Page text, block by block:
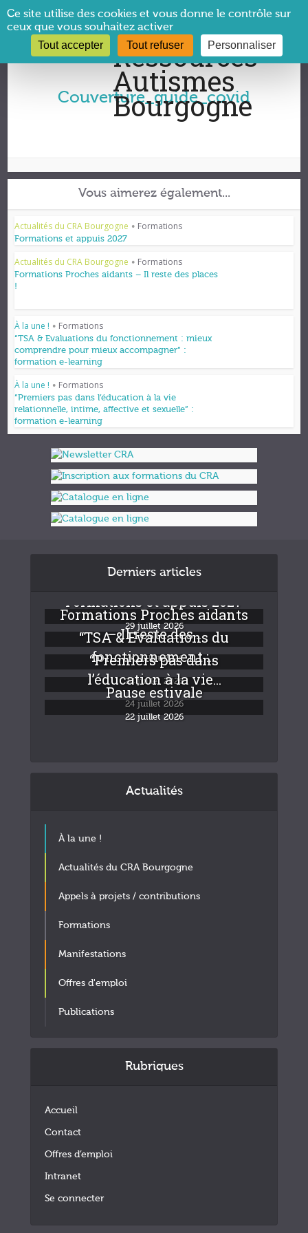
Vous êtes ici :CRA Bourgogne→Couverture_guide_covid
Couverture_guide_covid
Vous aimerez également...
Actualités du CRA Bourgogne • Formations
Formations et appuis 2027
Actualités du CRA Bourgogne • Formations
Formations Proches aidants – Il reste des places
!
À la une ! • Formations
“TSA & Evaluations du fonctionnement : mieux
comprendre pour mieux accompagner” :
formation e-learning
À la une ! • Formations
“Premiers pas dans l’éducation à la vie
relationnelle, intime, affective et sexuelle” :
formation e-learning
Derniers articles
Formations et appuis 2027
29 juillet 2026
Formations Proches aidants
– Il reste des...
24 juillet 2026
“TSA & Evaluations du
fonctionnement :...
24 juillet 2026
“Premiers pas dans
l’éducation à la vie...
24 juillet 2026
Pause estivale
22 juillet 2026
Actualités
À la une !
Actualités du CRA Bourgogne
Appels à projets / contributions
Formations
Manifestations
Offres d'emploi
Publications
Rubriques
Accueil
Contact
Offres d’emploi
Intranet
Se connecter
Panneau de gestion des cookies
Ce site utilise des cookies et vous donne le contrôle sur
ceux que vous souhaitez activer
Tout accepter Tout refuser Personnaliser